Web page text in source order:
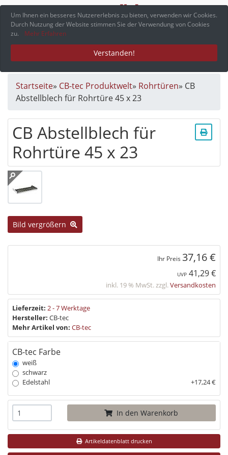
Menü
Startseite» CB-tec Produktwelt» Rohrtüren» CB
Abstellblech für Rohrtüre 45 x 23
CB Abstellblech für
Rohrtüre 45 x 23
Bild vergrößern
Ihr Preis 37,16 €
UVP 41,29 €
inkl. 19 % MwSt. zzgl.Versandkosten
Lieferzeit: 2 - 7 Werktage
Hersteller: CB-tec
Mehr Artikel von: CB-tec
CB-tec Farbe
weiß
schwarz
Edelstahl
+17,24 €
In den Warenkorb
Artikeldatenblatt drucken
Um Ihnen ein besseres Nutzererlebnis zu bieten, verwenden wir Cookies.
Durch Nutzung der Website stimmen Sie der Verwendung von Cookies
zu.
Mehr Erfahren
Verstanden!